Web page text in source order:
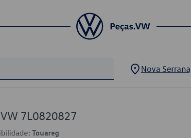
Nova Serrana
7L0820827
Touareg